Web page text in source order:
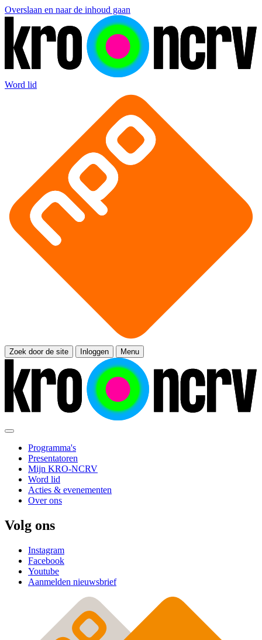
Overslaan en naar de inhoud gaan
Word lid
Zoek door de site Inloggen Menu
Programma's
Presentatoren
Mijn KRO-NCRV
Word lid
Acties & evenementen
Over ons
Volg ons
Instagram
Facebook
Youtube
Aanmelden nieuwsbrief